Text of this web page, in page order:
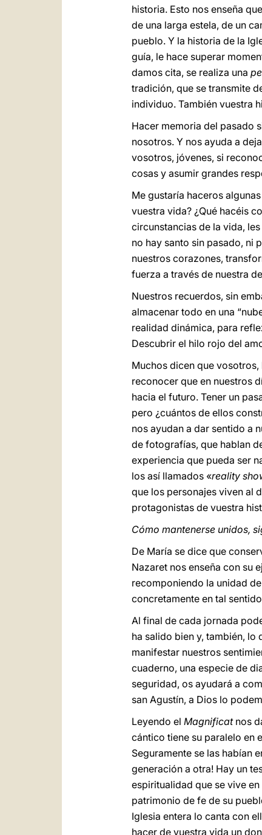
historia. Esto nos enseña
de una larga estela, de un
pueblo. Y la historia de la
guía, le hace superar
damos cita, se realiza una
tradición, que se transmite
individuo. También vuestra
Hacer memoria del pasado
nosotros. Y nos ayuda a
vosotros, jóvenes, si
cosas y asumir grandes
Me gustaría haceros
vuestra vida? ¿Qué hacéis
circunstancias de la vida,
no hay santo sin pasado, ni
nuestros corazones,
fuerza a través de nuestra
Nuestros recuerdos, sin
almacenar todo en una
realidad dinámica, para
Descubrir el hilo rojo del
Muchos dicen que
reconocer que en nuestros
hacia el futuro. Tener un
pero ¿cuántos de ellos
nos ayudan a dar sentido a
de fotografías, que hablan
experiencia que pueda ser
los así llamados «reality
que los personajes viven al
protagonistas de vuestra
Cómo mantenerse unidos,
De María se dice que
Nazaret nos enseña con su
recomponiendo la unidad
concretamente en tal
Al final de cada jornada
ha salido bien y, también, lo
manifestar nuestros
cuaderno, una especie de
seguridad, os ayudará a
san Agustín, a Dios lo
Leyendo el Magnificat nos
cántico tiene su paralelo en
Seguramente se las habían
generación a otra! Hay un
espiritualidad que se vive
patrimonio de fe de su
Iglesia entera lo canta con
hacer de vuestra vida un